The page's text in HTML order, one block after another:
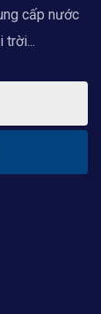
cấp nước
trời...